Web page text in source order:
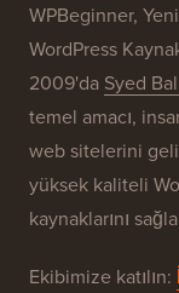
WPBeginner,
WordPress
2009'da Syed
temel amacı,
web sitelerini
yüksek kaliteli
kaynaklarını
Ekibimize katılın: